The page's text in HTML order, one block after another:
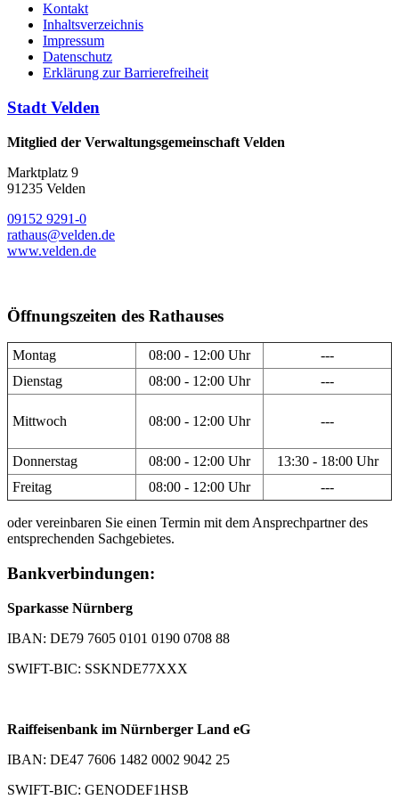
Kontakt
Inhaltsverzeichnis
Impressum
Datenschutz
Erklärung zur Barrierefreiheit
Stadt Velden
Mitglied der Verwaltungsgemeinschaft Velden
Marktplatz 9
91235 Velden
09152 9291-0
rathaus@velden.de
www.velden.de
Öffnungszeiten des Rathauses
Montag 08:00 - 12:00 Uhr
---
Dienstag
08:00 - 12:00 Uhr ---
Mittwoch 08:00 - 12:00 Uhr ---
Donnerstag 08:00 - 12:00 Uhr
13:30 - 18:00 Uhr
Freitag
08:00 - 12:00 Uhr ---
oder vereinbaren Sie einen Termin mit dem Ansprechpartner des
entsprechenden Sachgebietes.
Bankverbindungen:
Sparkasse Nürnberg
IBAN: DE79 7605 0101 0190 0708 88
SWIFT-BIC: SSKNDE77XXX
Raiffeisenbank im Nürnberger Land eG
IBAN: DE47 7606 1482 0002 9042 25
SWIFT-BIC: GENODEF1HSB